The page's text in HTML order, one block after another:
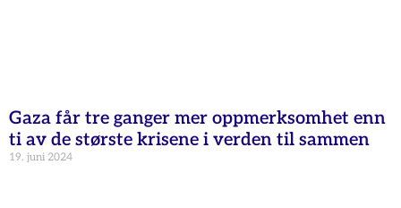
Gaza får tre ganger mer oppmerksomhet enn
ti av de største krisene i verden til sammen
19. juni 2024